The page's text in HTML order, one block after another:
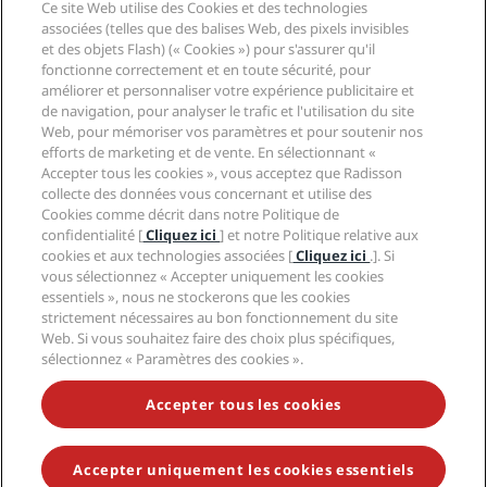
Nouveaux et futurs hôtels
Application Radisson Hotels
Hôtels adaptés aux sportifs
Hôtels adaptés aux Familles
Santé et sécurité
Radisson Hotel Group
Médias
Carrières RHG
Carrières PPHE
Carrières EHL
The Club by RHG
Opportunités de développement
Entreprise responsable
Approvisionnement
Légal
Centre de confidentialité
Mentions légales
Conditions générales Radisson Rewards
Contrat d’utilisation du site
Accessibilité numérique
Déclaration sur l’esclavage moderne
Aide
Avis aux consommateurs
Contact
FAQ
Plan du site
Médias sociaux
Marques Radisson Hotels
NE MANQUEZ AUCUNE DE NOS OFFRES LES PLUS
POPULAIRES
© 2026 Radisson Hotel Group.Tous droits réservés. RHG Radisson
Ce site Web utilise des Cookies et des technologies
associées (telles que des balises Web, des pixels invisibles
et des objets Flash) (« Cookies ») pour s'assurer qu'il
fonctionne correctement et en toute sécurité, pour
améliorer et personnaliser votre expérience publicitaire et
de navigation, pour analyser le trafic et l'utilisation du site
Web, pour mémoriser vos paramètres et pour soutenir nos
efforts de marketing et de vente. En sélectionnant «
Accepter tous les cookies », vous acceptez que Radisson
collecte des données vous concernant et utilise des
Cookies comme décrit dans notre Politique de
confidentialité [Cliquez ici] et notre Politique relative aux
cookies et aux technologies associées [Cliquez ici .]. Si
vous sélectionnez « Accepter uniquement les cookies
essentiels », nous ne stockerons que les cookies
strictement nécessaires au bon fonctionnement du site
Web. Si vous souhaitez faire des choix plus spécifiques,
sélectionnez « Paramètres des cookies ».
Accepter tous les cookies
Accepter uniquement les cookies essentiels